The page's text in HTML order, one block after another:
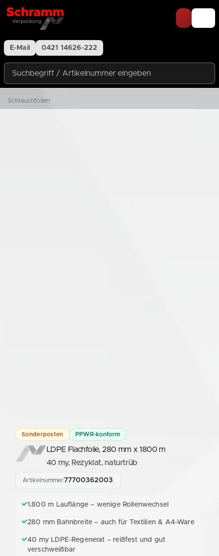
E-Mail 0421 14626-222
Suchbegriff / Artikelnummer eingeben
Schlauchfolien
Sonderposten PPWR-konform
LDPE Flachfolie, 280 mm x 1800 m
40 my, Rezyklat, naturtrüb
Artikelnummer77700362003
1.800 m Lauflänge – wenige Rollenwechsel
280 mm Bahnbreite – auch für Textilien & A4-Ware
40 my LDPE-Regenerat – reißfest und gut
verschweißbar